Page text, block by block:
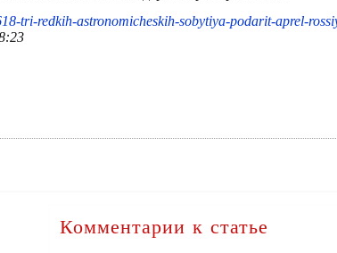
tri-redkih-astronomicheskih-sobytiya-podarit-aprel-
Комментарии к статье